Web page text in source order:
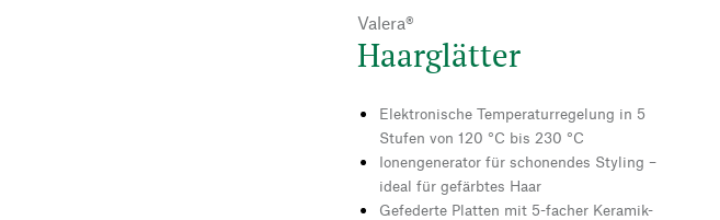
Valera®
Haarglätter
Elektronische Temperaturregelung in 5
Stufen von 120 °C bis 230 °C
Ionengenerator für schonendes Styling –
ideal für gefärbtes Haar
Gefederte Platten mit 5-facher Keramik-